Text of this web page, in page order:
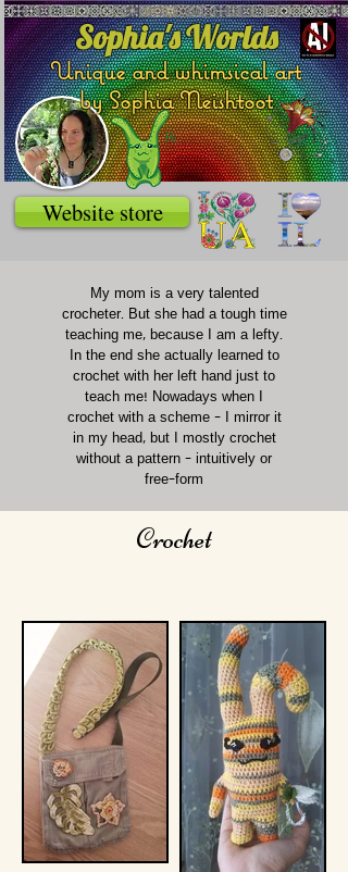
Sophia's Worlds
Unique and whimsical art
by Sophia Neishtoot
Website store
My mom is a very talented
crocheter. But she had a tough time
teaching me, because I am a lefty.
In the end she actually learned to
crochet with her left hand just to
teach me! Nowadays when I
crochet with a scheme - I mirror it
in my head, but I mostly crochet
without a pattern - intuitively or
free-form
Crochet